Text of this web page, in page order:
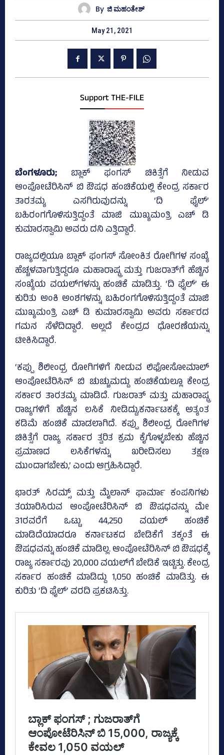
By ಜಿ ಮಹಂತೇಶ್
May 21, 2021
Support THE-FILE
ಬೆಂಗಳೂರು; ಬ್ಲಾಕ್‌ ಫಂಗಸ್‌ ಚಿಕಿತ್ಸೆಗೆ ನೀಡುವ
ಆಂಪೋಟೆರಿಸಿನ್ ಬಿ ಔಷಧ ಹಂಚಿಕೆಯಲ್ಲಿ ಕೇಂದ್ರ ಸರ್ಕಾರ
ತಾರತಮ್ಯ ಎಸಗಿರುವುದನ್ನು ‘ದಿ ಫೈಲ್‌’
ಬಹಿರಂಗಗೊಳಿಸುತ್ತಿದ್ದಂತೆ ಮಾಜಿ ಮುಖ್ಯಮಂತ್ರಿ ಎಚ್‌ ಡಿ
ಕುಮಾರಸ್ವಾಮಿ ಅವರು ದನಿ ಎತ್ತಿದ್ದಾರೆ.
ರಾಜ್ಯದಲ್ಲಿಯೂ ಬ್ಲಾಕ್‌ ಫಂಗಸ್‌ ಸೋಂಕಿತ ರೋಗಿಗಳ ಸಂಖ್ಯೆ
ಹೆಚ್ಚಳವಾಗುತ್ತಿದ್ದರೂ ಮಹಾರಾಷ್ಟ್ರ ಮತ್ತು ಗುಜರಾತ್‌ಗೆ ಹೆಚ್ಚಿನ
ಸಂಖ್ಯೆಯ ವಯಲ್‌ಗಳನ್ನು ಹಂಚಿಕೆ ಮಾಡಿತ್ತು. ‘ದಿ ಫೈಲ್‌’ ಈ
ಕುರಿತು ಅಂಕಿ ಅಂಶಗಳನ್ನು ಬಹಿರಂಗಗೊಳಿಸುತ್ತಿದ್ದಂತೆ ಮಾಜಿ
ಮುಖ್ಯಮಂತ್ರಿ ಎಚ್ ಡಿ ಕುಮಾರಸ್ವಾಮಿ ಅವರು ಸರ್ಕಾರದ
ಗಮನ ಸೆಳೆದಿದ್ದಾರೆ. ಅಲ್ಲದೆ ಕೇಂದ್ರದ ಧೋರಣೆಯನ್ನು
ಟೀಕಿಸಿದ್ದಾರೆ.
‘ಕಪ್ಪು ಶಿಲೀಂಧ್ರ ರೋಗಿಗಳಿಗೆ ನೀಡುವ ಲಿಫೋಸೋಮಾಲ್‌
ಆಂಪೋಟೆರಿಸಿನ್‌ ಬಿ ಚುಚ್ಚುಮದ್ದು ಹಂಚಿಕೆಯಲ್ಲೂ ಕೇಂದ್ರ
ಸರ್ಕಾರ ತಾರತಮ್ಯ ಮಾಡಿದೆ. ಗುಜರಾತ್‌ ಮತ್ತು ಮಹಾರಾಷ್ಟ್ರ
ರಾಜ್ಯಗಳಿಗೆ ಹೆಚ್ಚಿನ ಲಸಿಕೆ ನೀಡಿದ್ದು,ಕರ್ನಾಟಕಕ್ಕೆ ಅತ್ಯಂತ
ಕಡಿಮೆ ಹಂಚಿಕೆ ಮಾಡಲಾಗಿದೆ. ಕಪ್ಪು ಶಿಲೀಂಧ್ರ ರೋಗಿಗಳ
ಚಿಕಿತ್ಸೆಗೆ ರಾಜ್ಯ ಸರ್ಕಾರ ತ್ವರಿತ ಕ್ರಮ ಕೈಗೊಳ್ಳಬೇಕು ಹೆಚ್ಚಿನ
ಪ್ರಮಾಣದ ಲಸಿಕೆಗಳನ್ನು ಖರೀದಿಸಲು ತಕ್ಷಣ
ಮುಂದಾಗಬೇಕು,’ ಎಂದು ಆಗ್ರಹಿಸಿದ್ದಾರೆ.
ಭಾರತ್‌ ಸಿರಮ್ಸ್‌ ಮತ್ತು ಮೈಲಾನ್‌ ಫಾರ್ಮಾ ಕಂಪನಿಗಳು
ತಯಾರಿಸಿರುವ ಆಂಪೋಟೆರಿಸಿನ್ ಬಿ ಔಷಧವನ್ನು ಮೇ
31ರವರೆಗೆ ಒಟ್ಟು 44,250 ವಯಲ್ ಹಂಚಿಕೆ
ಮಾಡಿದೆಯಾದರೂ ಕರ್ನಾಟಕದ ಬೇಡಿಕೆಗೆ ತಕ್ಕಂತೆ ಈ
ಔಷಧವನ್ನು ಹಂಚಿಕೆ ಮಾಡಿಲ್ಲ. ಆಂಪೋಟೆರಿಸಿನ್ ಬಿ ಔಷಧಕ್ಕೆ
ರಾಜ್ಯ ಸರ್ಕಾರವು 20,000 ವಯಲ್‌ಗೆ ಬೇಡಿಕೆ ಇಟ್ಟಿತ್ತು. ಕೇಂದ್ರ
ಸರ್ಕಾರ ಹಂಚಿಕೆ ಮಾಡಿದ್ದು 1,050 ಹಂಚಿಕೆ ಮಾಡಿತ್ತು. ಈ
ಕುರಿತು ‘ದಿ ಫೈಲ್‌’ ವರದಿ ಪ್ರಕಟಿಸಿತ್ತು.